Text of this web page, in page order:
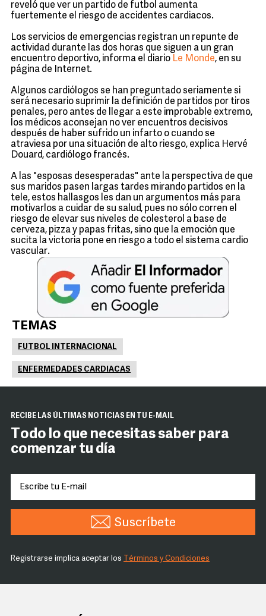
reveló que ver un partido de futbol aumenta
fuertemente el riesgo de accidentes cardiacos.
Los servicios de emergencias registran un repunte de
actividad durante las dos horas que siguen a un gran
encuentro deportivo, informa el diario Le Monde, en su
página de Internet.
Algunos cardiólogos se han preguntado seriamente si
será necesario suprimir la definición de partidos por tiros
penales, pero antes de llegar a este improbable extremo,
los médicos aconsejan no ver encuentros decisivos
después de haber sufrido un infarto o cuando se
atraviesa por una situación de alto riesgo, explica Hervé
Douard, cardiólogo francés.
A las "esposas desesperadas" ante la perspectiva de que
sus maridos pasen largas tardes mirando partidos en la
tele, estos hallasgos les dan un argumentos más para
motivarlos a cuidar de su salud, pues no sólo corren el
riesgo de elevar sus niveles de colesterol a base de
cerveza, pizza y papas fritas, sino que la emoción que
sucita la victoria pone en riesgo a todo el sistema cardio
vascular.
TEMAS
FUTBOL INTERNACIONAL
ENFERMEDADES CARDIACAS
RECIBE LAS ÚLTIMAS NOTICIAS EN TU E-MAIL
Todo lo que necesitas saber para
comenzar tu día
Suscríbete
Registrarse implica aceptar los Términos y Condiciones